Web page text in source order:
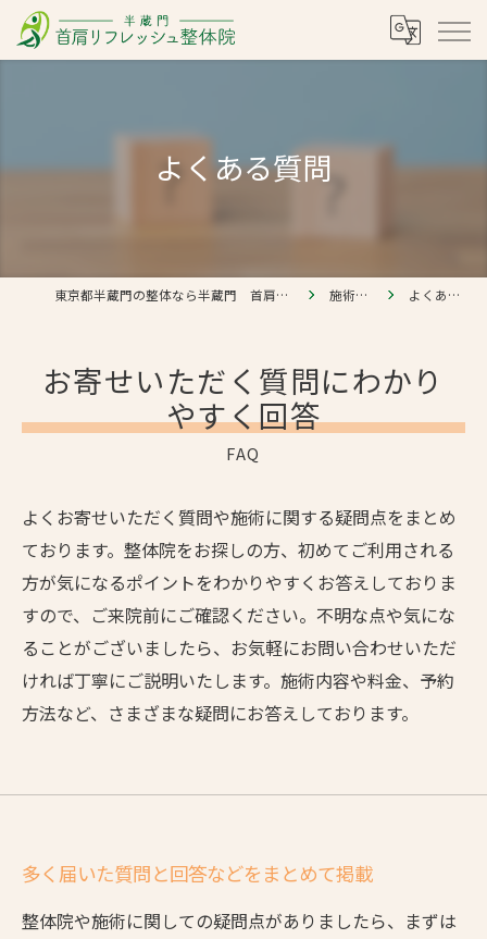
よくある質問
東京都半蔵門の整体なら半蔵門 首肩リフレッシュ整体院 施術の流れ よくある質問
お寄せいただく質問にわかり
やすく回答
FAQ
よくお寄せいただく質問や施術に関する疑問点をまとめ
ております。整体院をお探しの方、初めてご利用される
方が気になるポイントをわかりやすくお答えしておりま
すので、ご来院前にご確認ください。不明な点や気にな
ることがございましたら、お気軽にお問い合わせいただ
ければ丁寧にご説明いたします。施術内容や料金、予約
方法など、さまざまな疑問にお答えしております。
多く届いた質問と回答などをまとめて掲載
整体院や施術に関しての疑問点がありましたら、まずは